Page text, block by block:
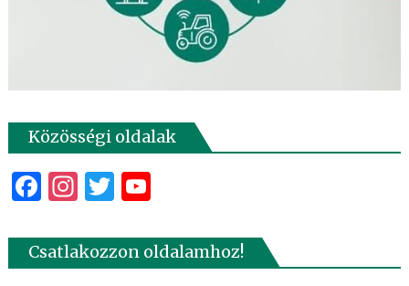
Közösségi oldalak
Facebook
Instagram
Twitter
YouTube
Csatlakozzon oldalamhoz!